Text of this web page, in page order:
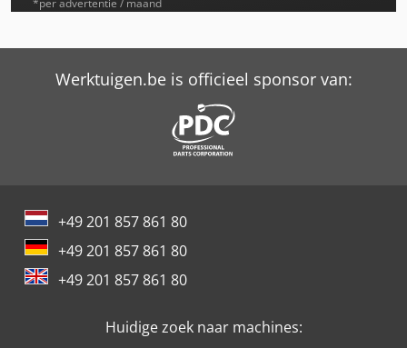
Weidemann 3070 Cx60Lp
Weidemann 3070 Cx60Lp T
Weidemann 3070 Cx80Lp
Weidemann 4070 Cx100
Weidemann 4070 Cx100 T
Weidemann 4070 Cx80Lp
*per advertentie / maand
Werktuigen.be is officieel sponsor van:
+49 201 857 861 80
+49 201 857 861 80
+49 201 857 861 80
Huidige zoek naar machines: